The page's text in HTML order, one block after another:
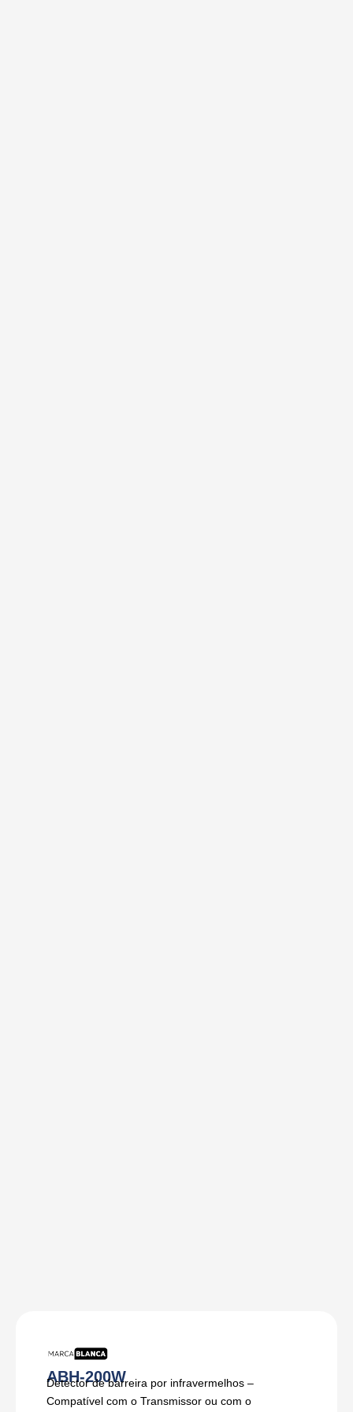
ABH-200W
Detector de barreira por infravermelhos –
Compatível com o Transmissor ou com o